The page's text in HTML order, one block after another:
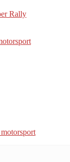
Rally
i 2011